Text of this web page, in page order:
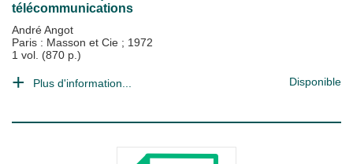
télécommunications
André Angot
Paris : Masson et Cie ; 1972
1 vol. (870 p.)
Plus d'information... Disponible